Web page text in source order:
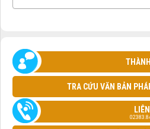
TRA CỨU VĂN BẢN